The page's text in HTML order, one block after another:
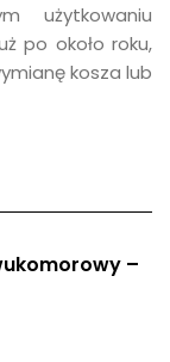
użytkowaniu
po około roku,
kosza lub
–